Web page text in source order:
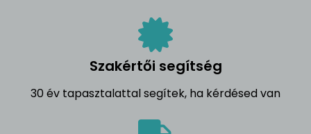
Szakértői segítség
30 év tapasztalattal segítek, ha kérdésed van